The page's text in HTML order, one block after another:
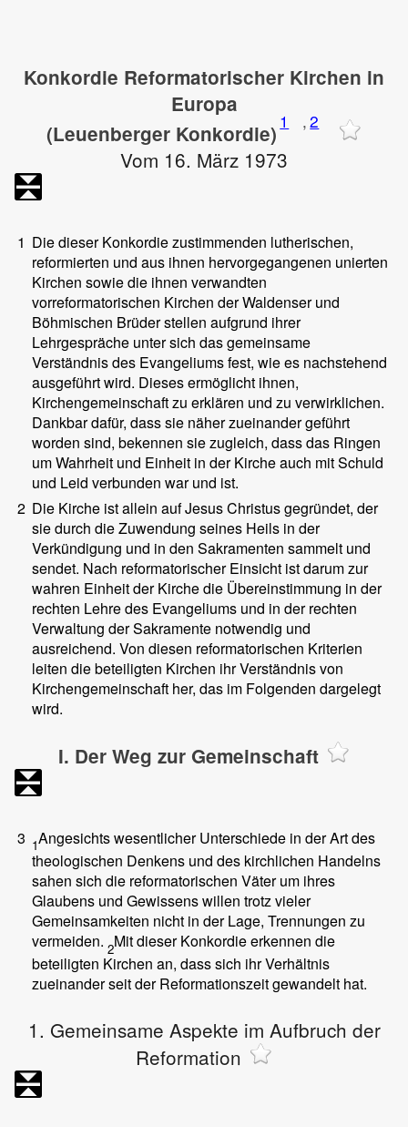
Konkordie Reformatorischer Kirchen in
Europa
(Leuenberger Konkordie) 1 ,2
Vom 16. März 1973
1 Die dieser Konkordie zustimmenden lutherischen,
reformierten und aus ihnen hervorgegangenen unierten
Kirchen sowie die ihnen verwandten
vorreformatorischen Kirchen der Waldenser und
Böhmischen Brüder stellen aufgrund ihrer
Lehrgespräche unter sich das gemeinsame
Verständnis des Evangeliums fest, wie es nachstehend
ausgeführt wird. Dieses ermöglicht ihnen,
Kirchengemeinschaft zu erklären und zu verwirklichen.
Dankbar dafür, dass sie näher zueinander geführt
worden sind, bekennen sie zugleich, dass das Ringen
um Wahrheit und Einheit in der Kirche auch mit Schuld
und Leid verbunden war und ist.
2 Die Kirche ist allein auf Jesus Christus gegründet, der
sie durch die Zuwendung seines Heils in der
Verkündigung und in den Sakramenten sammelt und
sendet. Nach reformatorischer Einsicht ist darum zur
wahren Einheit der Kirche die Übereinstimmung in der
rechten Lehre des Evangeliums und in der rechten
Verwaltung der Sakramente notwendig und
ausreichend. Von diesen reformatorischen Kriterien
leiten die beteiligten Kirchen ihr Verständnis von
Kirchengemeinschaft her, das im Folgenden dargelegt
wird.
I. Der Weg zur Gemeinschaft
3 1Angesichts wesentlicher Unterschiede in der Art des
theologischen Denkens und des kirchlichen Handelns
sahen sich die reformatorischen Väter um ihres
Glaubens und Gewissens willen trotz vieler
Gemeinsamkeiten nicht in der Lage, Trennungen zu
vermeiden. 2Mit dieser Konkordie erkennen die
beteiligten Kirchen an, dass sich ihr Verhältnis
zueinander seit der Reformationszeit gewandelt hat.
1. Gemeinsame Aspekte im Aufbruch der
Reformation